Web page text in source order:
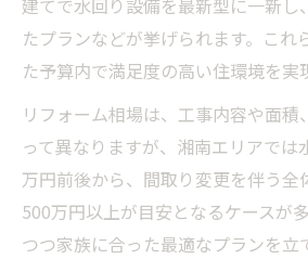
建てで水回り設備を最新型に一新し
たプランなどが挙げられます。これ
た予算内で満足度の高い住環境を実
リフォーム相場は、工事内容や面積
って異なりますが、湘南エリアでは
万円前後から、間取り変更を伴う全
500万円以上が目安となるケースが
つつ家族に合った最適なプランを立